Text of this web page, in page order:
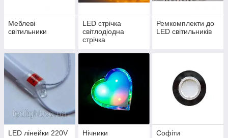
Меблеві
світильники
LED стрічка
світлодіодна
стрічка
Ремкомплекти до
LED світильників
LED лінейки 220V Нічники Софіти